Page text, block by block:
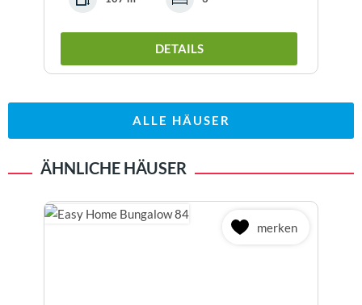
DETAILS
ALLE HÄUSER
ÄHNLICHE HÄUSER
merken